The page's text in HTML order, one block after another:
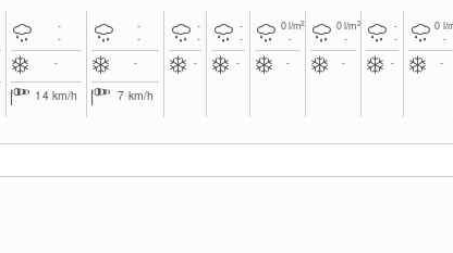
-
-
-
14 km/h
-
-
-
7 km/h
-
-
-
-
-
-
0l/m2
-
-
0l/m2
-
-
-
-
-
0 l/
-
-